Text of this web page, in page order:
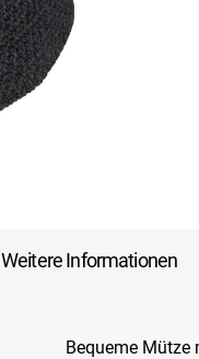
Weitere Informationen
Bequeme Mütze